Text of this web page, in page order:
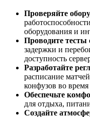
Проверяйте
оборудования и
Проводите тесты
задержки и
доступность
Разработайте
расписание
конфузов во
Обеспечьте
для отдыха,
Создайте